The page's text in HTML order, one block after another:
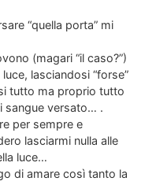
“quella porta” mi
(magari “il caso?”)
lasciandosi “forse”
tutto ma proprio tutto
sangue versato… .
per sempre e
lasciarmi nulla alle
luce…
di amare così tanto la